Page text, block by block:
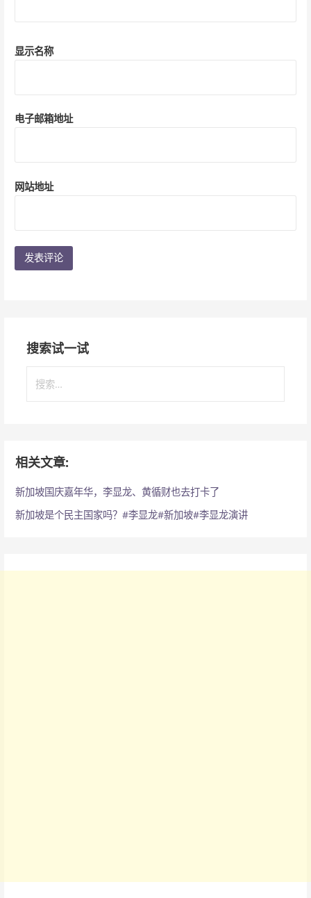
显示名称
电子邮箱地址
网站地址
搜索试一试
索
相关文章:
新加坡国庆嘉年华，李显龙、黄循财也去打卡了
新加坡是个民主国家吗？#李显龙#新加坡#李显龙演讲